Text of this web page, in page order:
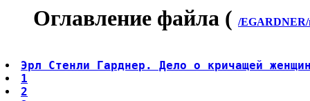
Оглавление файла ( /EGARDNER/
Эрл Стенли Гарднер. Дело о кричащей
1
2